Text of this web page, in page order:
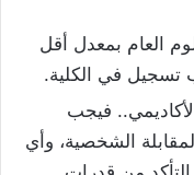
العام بمعدل أقل
فيجب
الشخصية، وأي